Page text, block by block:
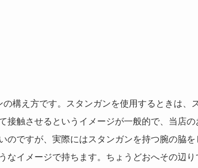
構え方です。スタンガンを使用するときは、
接触させるというイメージが一般的で、当店の
のですが、実際にはスタンガンを持つ腕の脇
なイメージで持ちます。ちょうどおへその辺